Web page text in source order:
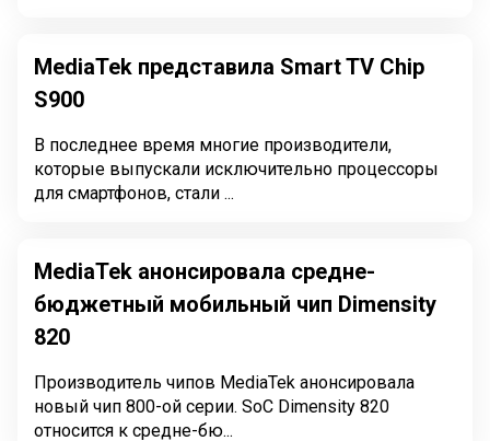
MediaTek представила Smart TV Chip
S900
В последнее время многие производители,
которые выпускали исключительно процессоры
для смартфонов, стали ...
MediaTek анонсировала средне-
бюджетный мобильный чип Dimensity
820
Производитель чипов MediaTek анонсировала
новый чип 800-ой серии. SoC Dimensity 820
относится к средне-бю...